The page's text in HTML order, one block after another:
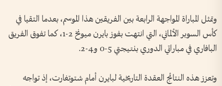
وتمثل المباراة المواجهة الرابعة بين الفريقين هذا الموسم، بعدما التقيا في
كأس السوبر الألماني، التي انتهت بفوز بايرن ميونخ 2-1، كما تفوق الفريق
البافاري في مباراتي الدوري بنتيجتي 5-0 و4-2.
وتعزز هذه النتائج العقدة التاريخية لبايرن أمام شتوتغارت، إذ تواجه